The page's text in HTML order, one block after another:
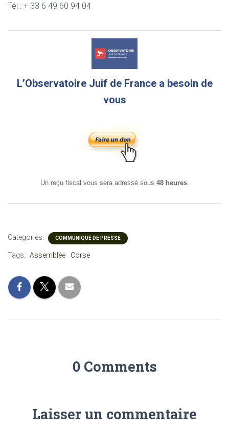
Tél : + 33 6 49 60 94 04
L’Observatoire Juif de France a besoin de
vous
Un reçu fiscal vous sera adressé sous 48 heures.
Categories: COMMUNIQUÉ DE PRESSE
Tags: Assemblée Corse
0 Comments
Laisser un commentaire